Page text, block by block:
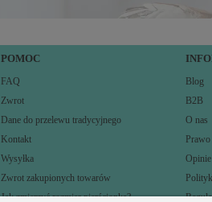
POMOC
FAQ
Zwrot
Dane do przelewu tradycyjnego
Kontakt
Wysyłka
Zwrot zakupionych towarów
Jak zmierzyć rozmiar pierścionka?
Blog
B2B
O nas